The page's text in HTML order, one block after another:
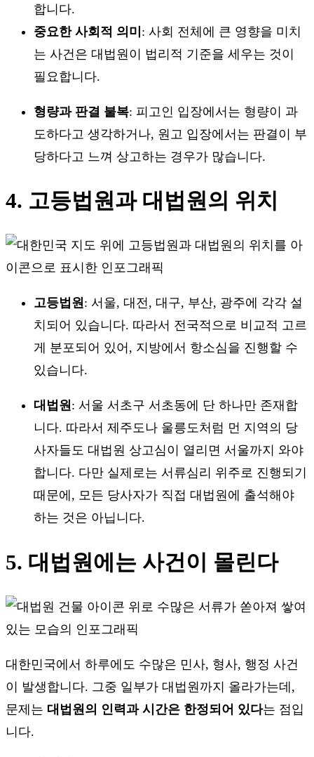
합니다.
중요한 사회적 의미 : 사회 전체에 큰 영향을 미치
는 사건은 대법원이 법리적 기준을 세우는 것이
필요합니다.
형량과 판결 불복: 피고인 입장에서는 형량이 과
도하다고 생각하거나, 원고 입장에서는 판결이 부
당하다고 느껴 상고하는 경우가 많습니다.
4. 고등법원과 대법원의 위치
고등법원: 서울, 대전, 대구, 부산, 광주에 각각 설
치되어 있습니다. 따라서 전국적으로 비교적 고르
게 분포되어 있어, 지방에서 항소심을 진행할 수
있습니다.
대법원: 서울 서초구 서초동에 단 하나만 존재합
니다. 따라서 제주도나 울릉도처럼 먼 지역의 당
사자들도 대법원 상고심이 열리면 서울까지 와야
합니다. 다만 실제로는 서류심리 위주로 진행되기
때문에, 모든 당사자가 직접 대법원에 출석해야
하는 것은 아닙니다.
5. 대법원에는 사건이 몰린다
대한민국에서 하루에도 수많은 민사, 형사, 행정 사건
이 발생합니다. 그중 일부가 대법원까지 올라가는데,
문제는 대법원의 인력과 시간은 한정되어 있다는 점입
니다.